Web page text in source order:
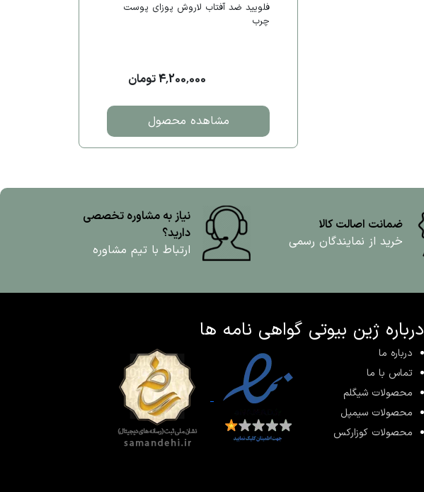
فلویید ضد آفتاب لاروش پوزای پوست
چرب
4,200,000 تومان
مشاهده محصول
ضمانت اصالت کالا
خرید از نمایندگان رسمی
نیاز به مشاوره تخصصی
دارید؟
ارتباط با تیم مشاوره
درباره ژین بیوتی
درباره ما
تماس با ما
محصولات شیگلم
محصولات سیمپل
محصولات کوزارکس
گواهی نامه ها